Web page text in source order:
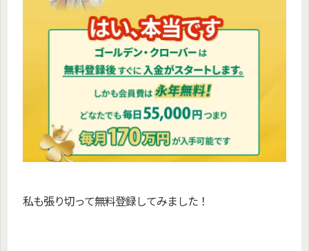
私も張り切って無料登録してみました！